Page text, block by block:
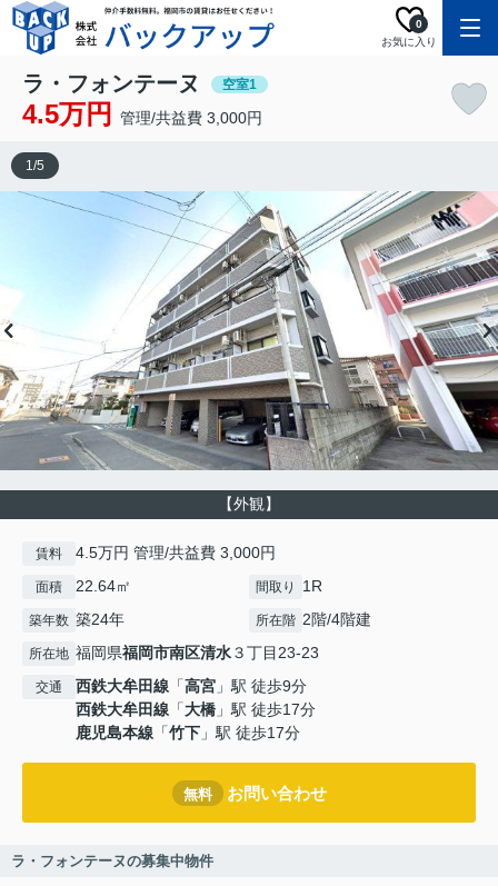
お気に入り
0
ラ・フォンテーヌ 空室1
4.5万円 管理/共益費 3,000円
【外観】
1/5
賃料 4.5万円 管理/共益費 3,000円
面積 22.64㎡ 間取り 1R
築年数 築24年 所在階 2階/4階建
所在地 福岡県福岡市南区清水３丁目23-23
交通 西鉄大牟田線 「高宮 」駅 徒歩9分
西鉄大牟田線 「大橋 」駅 徒歩17分
鹿児島本線 「竹下 」駅 徒歩17分
無料 お問い合わせ
ラ・フォンテーヌの募集中物件